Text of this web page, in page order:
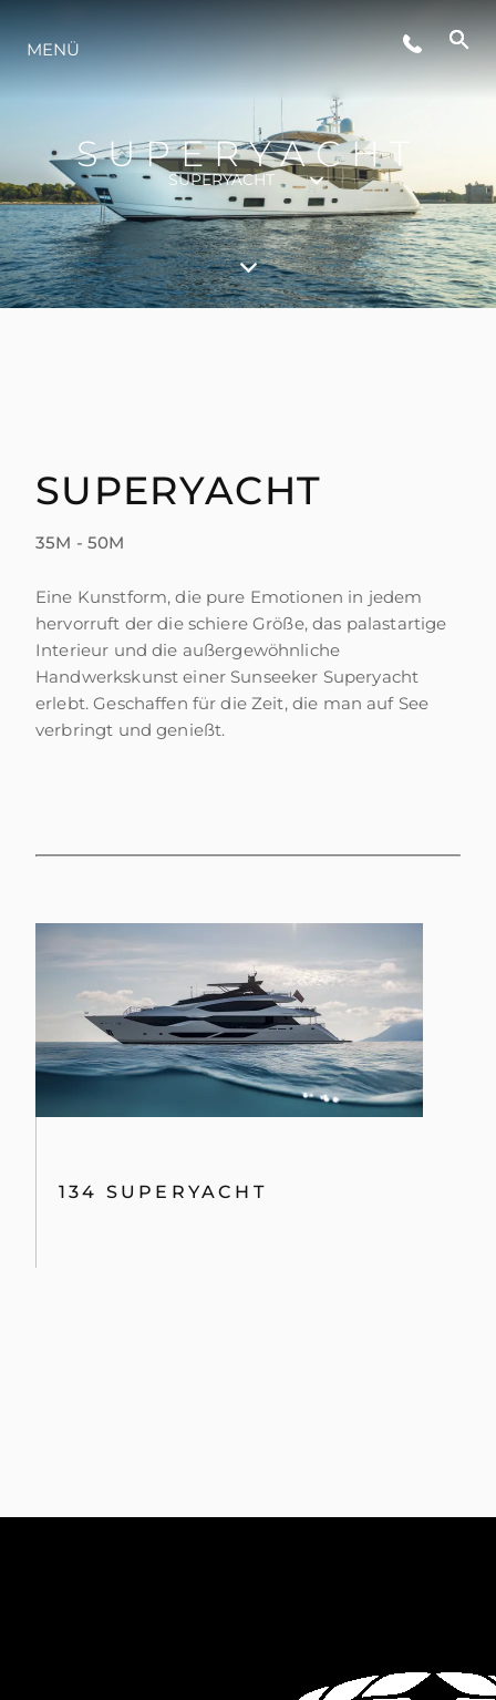
VERANSTALTUNGEN
LIFESTYLE
INNOVATION
DIE FIRMA
MENÜ
SUPERYACHT
SUPERYACHT
SUPERYACHT
35M - 50M
Eine Kunstform, die pure Emotionen in jedem
hervorruft der die schiere Größe, das palastartige
Interieur und die außergewöhnliche
Handwerkskunst einer Sunseeker Superyacht
erlebt. Geschaffen für die Zeit, die man auf See
verbringt und genießt.
134 SUPERYACHT